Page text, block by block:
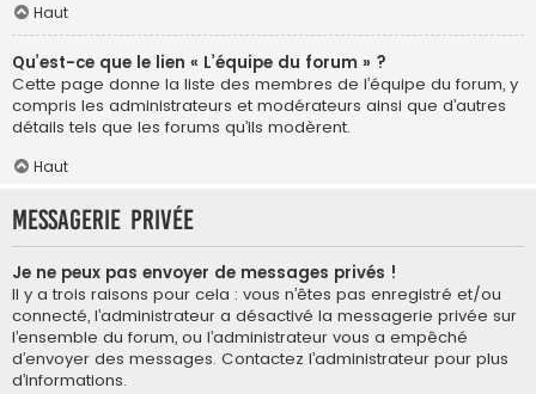
Haut
Qu’est-ce que le lien « L’équipe du forum » ?
Cette page donne la liste des membres de l’équipe du forum, y
compris les administrateurs et modérateurs ainsi que d’autres
détails tels que les forums qu’ils modèrent.
Haut
Messagerie privée
Je ne peux pas envoyer de messages privés !
Il y a trois raisons pour cela : vous n’êtes pas enregistré et/ou
connecté, l’administrateur a désactivé la messagerie privée sur
l’ensemble du forum, ou l’administrateur vous a empêché
d’envoyer des messages. Contactez l’administrateur pour plus
d’informations.